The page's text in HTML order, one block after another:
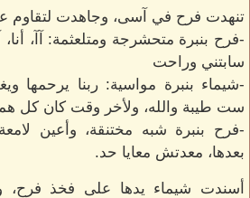
تنهدت فرح في آسى، وجاهدت لتقاوم
-فرح بنبرة متحشرجة ومتلعثمة: آآ، أنا،
سابتني وراحت
-شيماء بنبرة مواسية: ربنا يرحمها
ست طيبة والله، ولأخر وقت كان كل
-فرح بنبرة شبه مختنقة، وأعين
بعدها، معدتش معايا حد.
أسندت شيماء يدها على فخذ